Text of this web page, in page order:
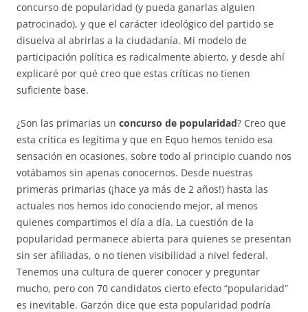
concurso de popularidad (y pueda ganarlas alguien
patrocinado), y que el carácter ideológico del partido se
disuelva al abrirlas a la ciudadanía. Mi modelo de
participación política es radicalmente abierto, y desde ahí
explicaré por qué creo que estas críticas no tienen
suficiente base.
¿Son las primarias un concurso de popularidad? Creo que
esta crítica es legítima y que en Equo hemos tenido esa
sensación en ocasiones, sobre todo al principio cuando nos
votábamos sin apenas conocernos. Desde nuestras
primeras primarias (¡hace ya más de 2 años!) hasta las
actuales nos hemos ido conociendo mejor, al menos
quienes compartimos el día a día. La cuestión de la
popularidad permanece abierta para quienes se presentan
sin ser afiliadas, o no tienen visibilidad a nivel federal.
Tenemos una cultura de querer conocer y preguntar
mucho, pero con 70 candidatos cierto efecto “popularidad”
es inevitable. Garzón dice que esta popularidad podría